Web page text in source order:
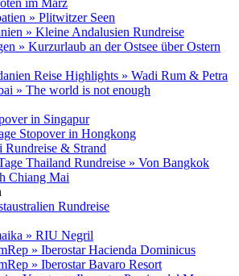
im März
» Plitwitzer Seen
» Kleine Andalusien Rundreise
» Kurzurlaub an der Ostsee über Ostern
Reise Highlights » Wadi Rum & Petra
» The world is not enough
in Singapur
Stopover in Hongkong
Rundreise & Strand
Thailand Rundreise » Von Bangkok
Chiang Mai
Rundreise
» RIU Negril
» Iberostar Hacienda Dominicus
» Iberostar Bavaro Resort